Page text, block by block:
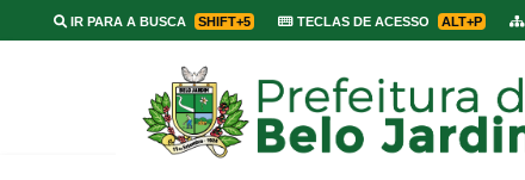
IR PARA A BUSCA SHIFT+5 TECLAS DE ACESSO ALT+P